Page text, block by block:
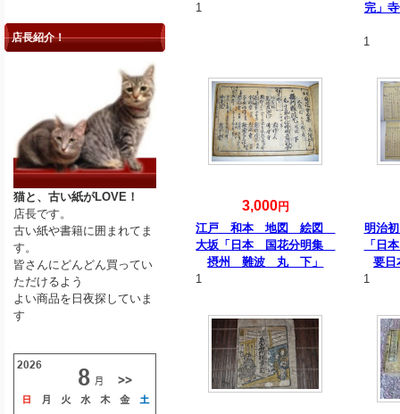
1
完」
1
3,000円
江戸 和本 地図 絵図
大坂「日本 国花分明集
摂州 難波 丸 下」
1
明治
「日
要日
1
店長紹介！
猫と、古い紙がLOVE！
店長です。
古い紙や書籍に囲まれてま
す。
皆さんにどんどん買ってい
ただけるよう
よい商品を日夜探していま
す